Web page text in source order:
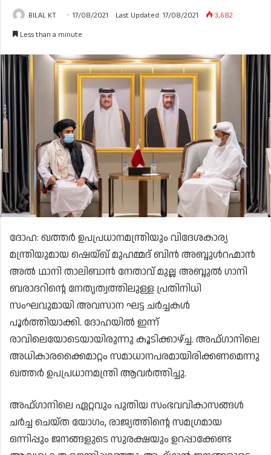
BILAL KT 17/08/2021 Last Updated: 17/08/2021
3,682
Less than a minute
ദോഹ: ഖത്തർ ഉപപ്രധാനമന്ത്രിയും വിദേശകാര്യ
മന്ത്രിയുമായ ഷെയ്ഖ് മുഹമ്മദ് ബിൻ അബ്ദുൾറഹ്മാൻ
അൽ ഥാനി താലിബാൻ നേതാവ് മുല്ല അബ്ദുൽ ഗാനി
ബരാദറിന്റെ നേതൃത്വത്തിലുള്ള പ്രതിനിധി
സംഘവുമായി അവസാന ഘട്ട ചർച്ചകൾ
പൂർത്തിയാക്കി. ദോഹയിൽ ഇന്ന്
രാവിലെയോടെയായിരുന്നു കൂടിക്കാഴ്‌ച്ച. അഫ്‌ഗാനിലെ
അധികാരക്കൈമാറ്റം സമാധാനപരമായിരിക്കണമെന്നു
ഖത്തർ ഉപപ്രധാനമന്ത്രി ആവർത്തിച്ചു.
അഫ്‌ഗാനിലെ ഏറ്റവും പുതിയ സംഭവവികാസങ്ങൾ
ചർച്ച ചെയ്ത യോഗം, രാജ്യത്തിന്റെ സമഗ്രമായ
ഒന്നിപ്പും ജനങ്ങളുടെ സുരക്ഷയും ഉറപ്പാക്കേണ്ട